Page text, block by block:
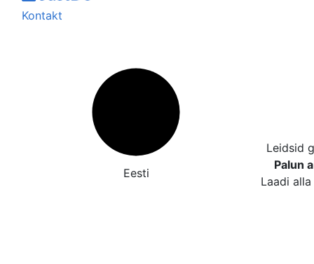
Kontakt
Eesti
Leidsid
Palun
Laadi